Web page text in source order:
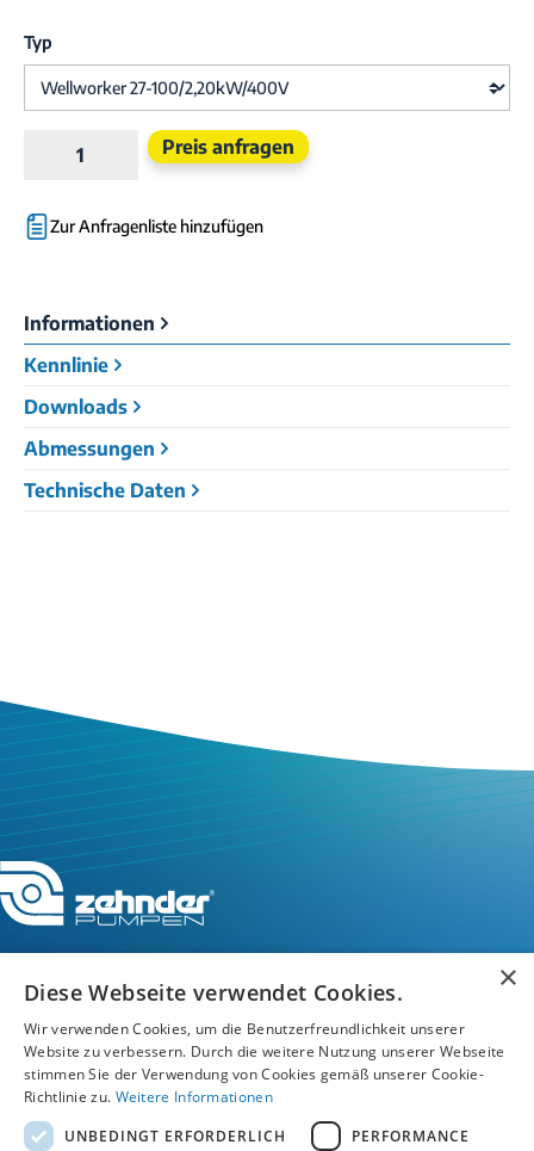
Typ
Produkt Anzahl: Gib den gewünschten
Preis anfragen
Zur Anfragenliste hinzufügen
Informationen
Kennlinie
Downloads
Abmessungen
Technische Daten
Service-Hotline
Service
×
Diese Webseite verwendet Cookies.
Wir verwenden Cookies, um die Benutzerfreundlichkeit unserer
Website zu verbessern. Durch die weitere Nutzung unserer Webseite
stimmen Sie der Verwendung von Cookies gemäß unserer Cookie-
Richtlinie zu. Weitere Informationen
UNBEDINGT ERFORDERLICH
PERFORMANCE